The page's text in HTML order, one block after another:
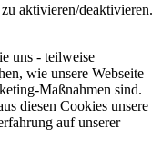
aktivieren/deaktivieren.
uns - teilweise
wie unsere Webseite
Maßnahmen sind.
diesen Cookies unsere
auf unserer